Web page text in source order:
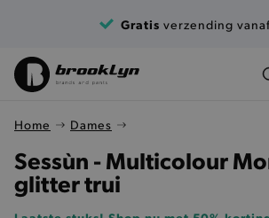
Gratis verzending
Home Dames
Sessùn - Multicolour
glitter trui